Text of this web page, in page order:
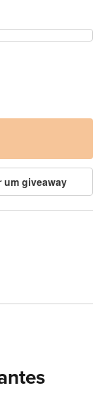
um giveaway